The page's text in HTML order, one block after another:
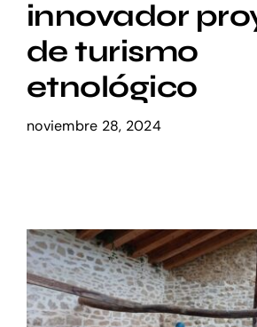
Departamentos
Actualidad
Setas
innovador
de turismo
etnológico
noviembre 28, 2024